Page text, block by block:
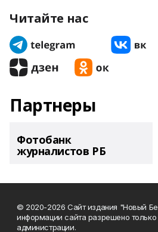
Читайте нас
Партнеры
Фотобанк
журналистов РБ
© 2020-2026 Сайт издания "Новый
информации сайта разрешено
администрации.